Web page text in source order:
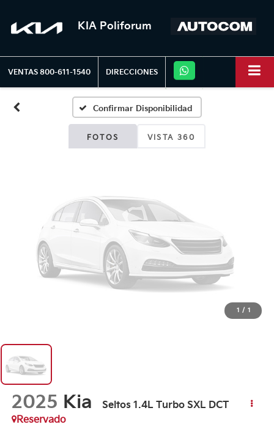
KIA Poliforum
VENTAS 800-611-1540 DIRECCIONES
Confirmar Disponibilidad
FOTOS VISTA 360
Disponibles
Por favor, revise luego
1 / 1
2025 Kia
Seltos 1.4L Turbo SXL DCT
Reservado